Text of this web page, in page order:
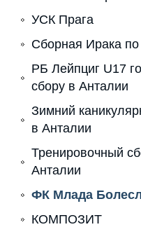
УСК Прага
Сборная Ирака
РБ Лейпциг U17
сбору в Анталии
Зимний
в Анталии
Тренировочный
Анталии
ФК Млада
КОМПОЗИТ